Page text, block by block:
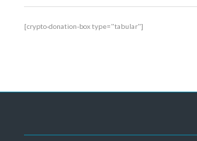
[crypto-donation-box type="tabular"]